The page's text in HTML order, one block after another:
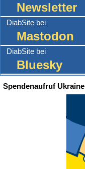
Newsletter
DiabSite bei
Mastodon
DiabSite bei
Bluesky
Spendenaufruf Ukraine